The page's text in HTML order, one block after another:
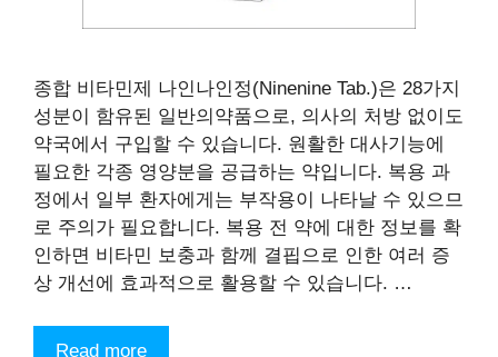
종합 비타민제 나인나인정(Ninenine Tab.)은 28가지
성분이 함유된 일반의약품으로, 의사의 처방 없이도
약국에서 구입할 수 있습니다. 원활한 대사기능에
필요한 각종 영양분을 공급하는 약입니다. 복용 과
정에서 일부 환자에게는 부작용이 나타날 수 있으므
로 주의가 필요합니다. 복용 전 약에 대한 정보를 확
인하면 비타민 보충과 함께 결핍으로 인한 여러 증
상 개선에 효과적으로 활용할 수 있습니다. …
Read more